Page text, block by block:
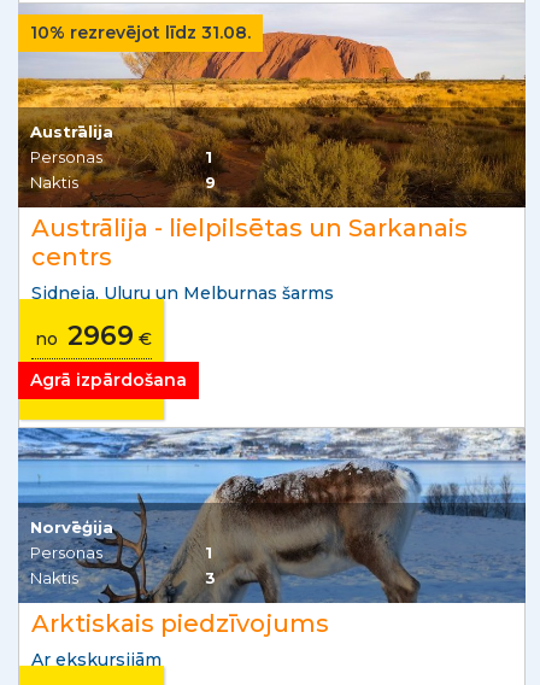
10% rezrevējot līdz 31.08.
Austrālija
Personas
1
Naktis
9
Austrālija - lielpilsētas un Sarkanais
centrs
Sidneja, Uluru un Melburnas šarms
no 2969 €
no126€/mēnesī
Agrā izpārdošana
Norvēģija
Personas
1
Naktis
3
Arktiskais piedzīvojums
Ar ekskursijām